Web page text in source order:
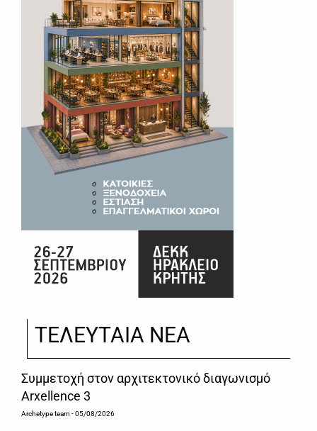
ΤΕΛΕΥΤΑΙΑ ΝΕΑ
Συμμετοχή στον αρχιτεκτονικό διαγωνισμό
Arxellence 3
Archetype team- 05/08/2026